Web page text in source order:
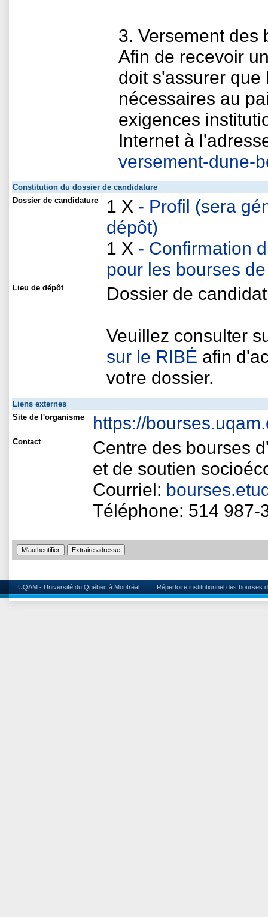
3. Versement des
Afin de recevoir
doit s'assurer
nécessaires au
exigences
Internet à
versement-dune-
Constitution du dossier de candidature
Dossier de candidature
1 X - Profil (sera
dépôt)
1 X - Confirmation
pour les bourses
Lieu de dépôt Dossier de
Veuillez consulter
sur le RIBÉ afin
votre dossier.
Liens externes
Site de l'organisme
https://
Contact
Centre des bourses
et de soutien
Courriel:
Téléphone: 514 987-
UQAM - Université du Québec à Montréal Répertoire institutionnel des bourses